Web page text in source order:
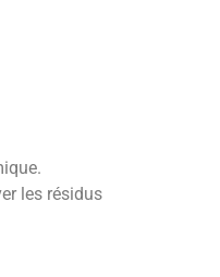
les résidus